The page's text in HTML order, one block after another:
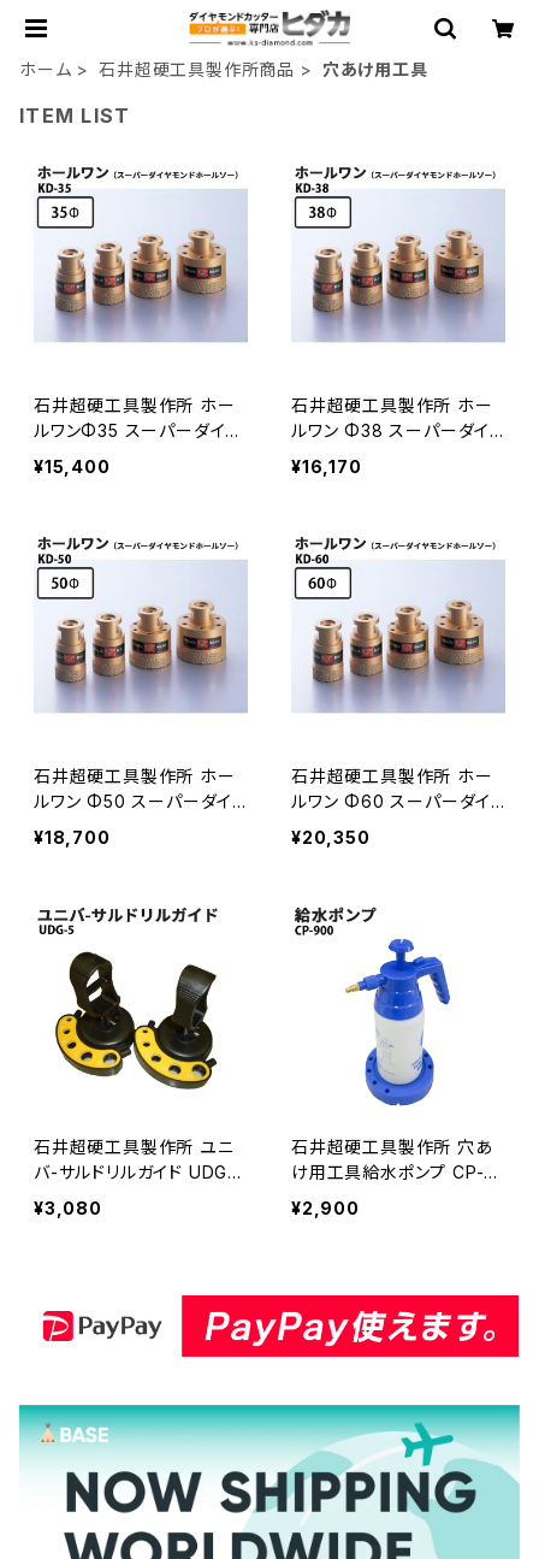
ホーム 石井超硬工具製作所商品 穴あけ用工具
ITEM LIST
石井超硬工具製作所 ホー
ルワンΦ35 スーパーダイヤ
モンドホールソー DRY&WE
T 両用タイプ 穴あけ用工
¥15,400
石井超硬工具製作所 ホー
ルワン Φ38 スーパーダイ
ヤモンドホールソー DRY&
WET 両用タイプ 穴あけ
¥16,170
石井超硬工具製作所 ホー
ルワン Φ50 スーパーダイ
ヤモンドホールソー DRY&
WET 両用タイプ 穴あけ
¥18,700
石井超硬工具製作所 ホー
ルワン Φ60 スーパーダイ
ヤモンドホールソー DRY&
WET 両用タイプ 穴あけ
カー直送≫ KD-60
¥20,350
石井超硬工具製作所 ユニ
バ-サルドリルガイド UDG-5
小径ドリル穴あけ用保持工
具 ドリル径Ф5、Ф6、Ф8、Ф1
¥3,080
石井超硬工具製作所 穴あ
け用工具給水ポンプ CP-9
00 ホース長1,8m≪メーカ
ー直送≫ CP-900
¥2,900